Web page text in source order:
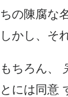
ちの陳腐な
しかし、そ
もちろん、
とには同意